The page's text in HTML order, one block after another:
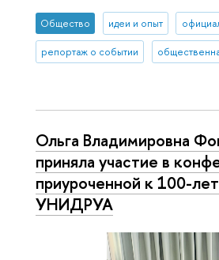
Общество идеи и опыт
репортаж о событии
Ольга Владимировна
приняла участие в
приуроченной к 100-
УНИДРУА